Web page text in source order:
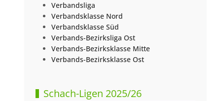
Verbandsliga
Verbandsklasse Nord
Verbandsklasse Süd
Verbands-Bezirksliga Ost
Verbands-Bezirksklasse Mitte
Verbands-Bezirksklasse Ost
Schach-Ligen 2025/26